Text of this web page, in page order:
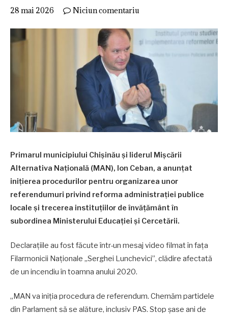
28 mai 2026 Niciun comentariu
Primarul municipiului Chișinău și liderul Mișcării
Alternativa Națională (MAN), Ion Ceban, a anunțat
inițierea procedurilor pentru organizarea unor
referendumuri privind reforma administrației publice
locale și trecerea instituțiilor de învățământ în
subordinea Ministerului Educației și Cercetării.
Declarațiile au fost făcute într-un mesaj video filmat în fața
Filarmonicii Naționale „Serghei Lunchevici”, clădire afectată
de un incendiu în toamna anului 2020.
„MAN va iniția procedura de referendum. Chemăm partidele
din Parlament să se alăture, inclusiv PAS. Stop șase ani de